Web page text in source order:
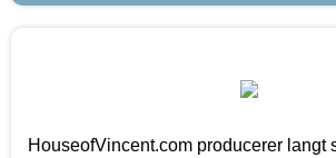
HouseofVincent.com producerer langt